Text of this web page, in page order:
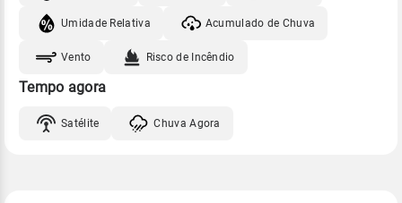
Umidade Relativa Acumulado de Chuva
Vento Risco de Incêndio
Tempo agora
Satélite Chuva Agora